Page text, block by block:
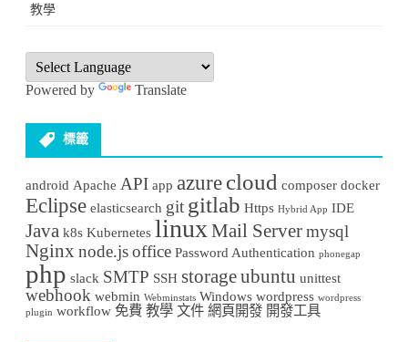
教學
Powered by Translate
標籤
android Apache API app azurecloud composer docker
Eclipse elasticsearch git gitlab Https Hybrid App IDE
Java k8s Kubernetes linux Mail Servermysql
Nginx node.jsoffice Password Authentication phonegap
php slack SMTP SSH storageubuntu unittest
webhook webmin Webminstats Windows wordpress wordpress
plugin workflow 免費 教學 文件 網頁開發 開發工具